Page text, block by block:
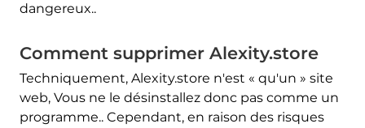
dangereux..
Comment supprimer Alexity.store
Techniquement, Alexity.store n'est « qu'un » site
web, Vous ne le désinstallez donc pas comme un
programme.. Cependant, en raison des risques